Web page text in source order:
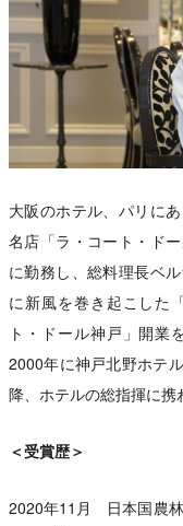
大阪のホテル、パリに
名店「ラ・コート・ド
に勤務し、総料理長ベ
に新風を巻き起こした
ト・ドール神戸」開業
2000年に神戸北野ホテ
降、ホテルの総指揮に携
＜受賞歴＞
2020年11月 日本国農林